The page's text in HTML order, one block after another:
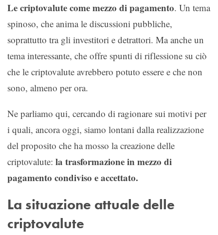
Le criptovalute come mezzo di pagamento. Un tema
spinoso, che anima le discussioni pubbliche,
soprattutto tra gli investitori e detrattori. Ma anche un
tema interessante, che offre spunti di riflessione su ciò
che le criptovalute avrebbero potuto essere e che non
sono, almeno per ora.
Ne parliamo qui, cercando di ragionare sui motivi per
i quali, ancora oggi, siamo lontani dalla realizzazione
del proposito che ha mosso la creazione delle
criptovalute: la trasformazione in mezzo di
pagamento condiviso e accettato.
La situazione attuale delle
criptovalute